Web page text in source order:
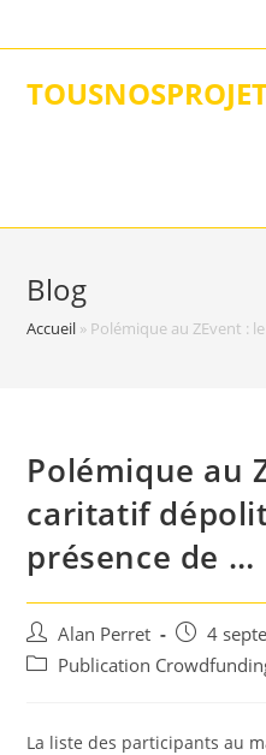
to
Blog
Accueil » Polémique au ZEvent :
Polémique au
caritatif
présence de …
Auteur/autrice
de
Alan Perret
Post
published:
4
PostPublication
La liste des participants au